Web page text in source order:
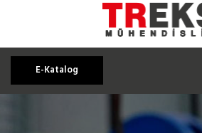
E-Katalog